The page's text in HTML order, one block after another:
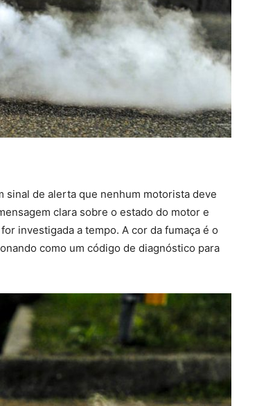
sinal de alerta que nenhum motorista deve
clara sobre o estado do motor e
investigada a tempo. A cor da fumaça é o
como um código de diagnóstico para